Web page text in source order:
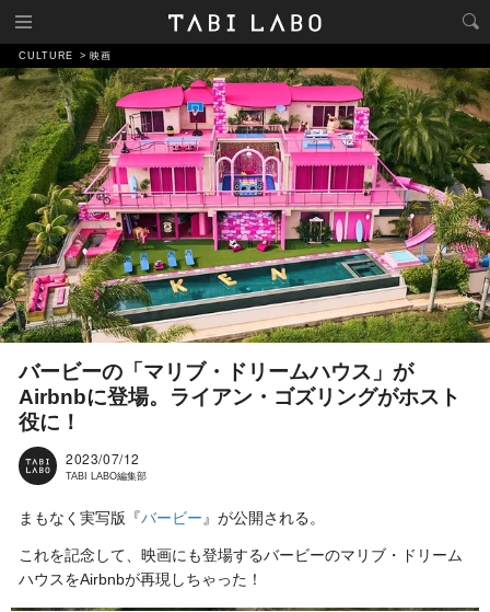
CULTURE 映画
バービーの「マリブ・ドリームハウス」が
Airbnbに登場。ライアン・ゴズリングがホスト
役に！
2023/07/12
TABI LABO編集部
まもなく実写版『バービー』が公開される。
これを記念して、映画にも登場するバービーのマリブ・ドリーム
ハウスをAirbnbが再現しちゃった！